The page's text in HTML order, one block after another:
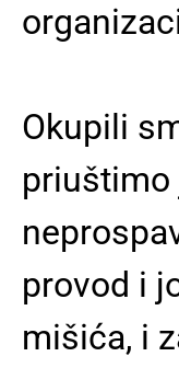
Okupili
priuštimo
provod i
mišića, i